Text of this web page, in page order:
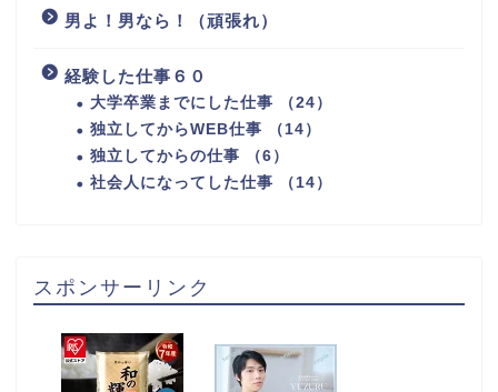
男よ！男なら！（頑張れ）
経験した仕事６０
大学卒業までにした仕事 （24）
独立してからWEB仕事 （14）
独立してからの仕事 （6）
社会人になってした仕事 （14）
スポンサーリンク